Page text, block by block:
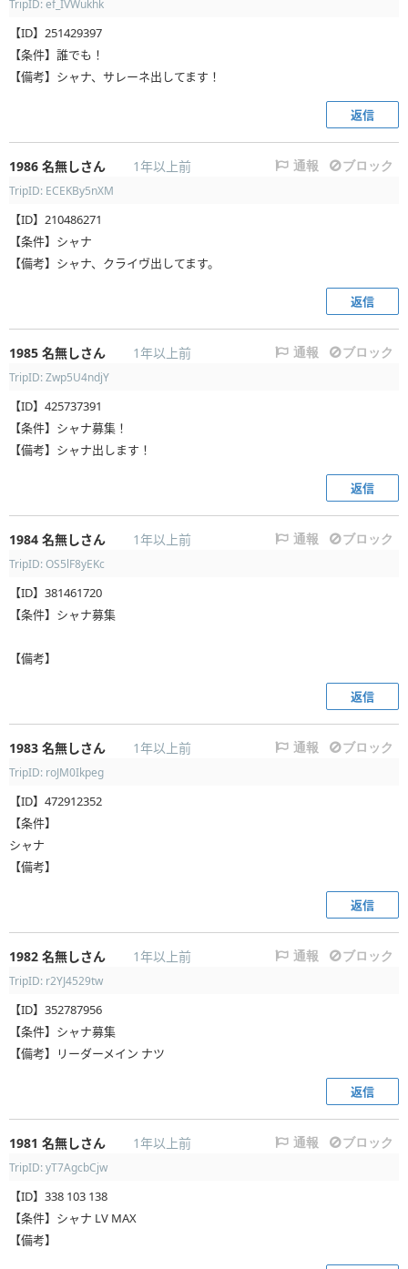
TripID: ef_IVWukhk
【ID】251429397
【条件】誰でも！
【備考】シャナ、サレーネ出してます！
返信
1986 名無しさん 1年以上前 通報 ブロック
TripID: ECEKBy5nXM
【ID】210486271
【条件】シャナ
【備考】シャナ、クライヴ出してます。
返信
1985 名無しさん 1年以上前 通報 ブロック
TripID: Zwp5U4ndjY
【ID】425737391
【条件】シャナ募集！
【備考】シャナ出します！
返信
1984 名無しさん 1年以上前 通報 ブロック
TripID: OS5lF8yEKc
【ID】381461720
【条件】シャナ募集
【備考】
返信
1983 名無しさん 1年以上前 通報 ブロック
TripID: roJM0Ikpeg
【ID】472912352
【条件】
シャナ
【備考】
返信
1982 名無しさん 1年以上前 通報 ブロック
TripID: r2YJ4529tw
【ID】352787956
【条件】シャナ募集
【備考】リーダーメイン ナツ
返信
1981 名無しさん 1年以上前 通報 ブロック
TripID: yT7AgcbCjw
【ID】338 103 138
【条件】シャナ LV MAX
【備考】